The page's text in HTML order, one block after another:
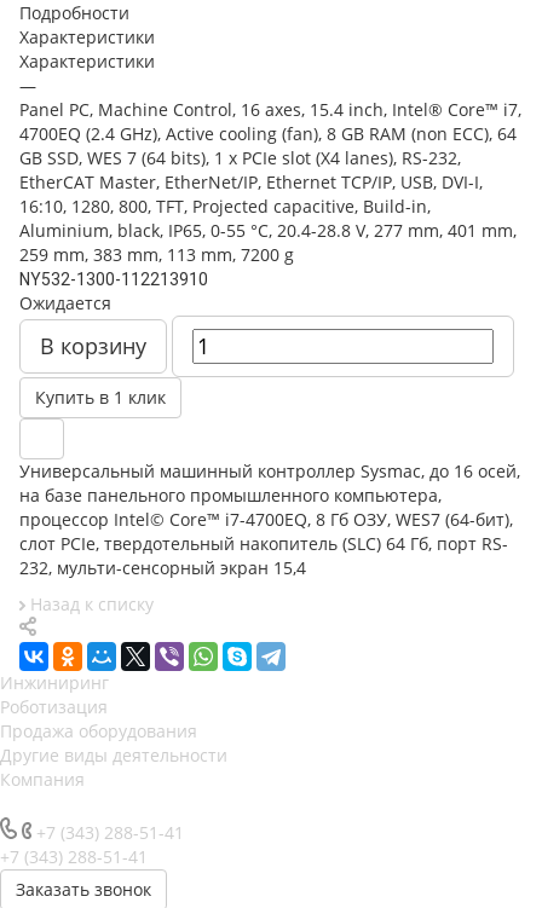
Подробности
Характеристики
Характеристики
—
Panel PC, Machine Control, 16 axes, 15.4 inch, Intel® Core™ i7,
4700EQ (2.4 GHz), Active cooling (fan), 8 GB RAM (non ECC), 64
GB SSD, WES 7 (64 bits), 1 x PCIe slot (X4 lanes), RS-232,
EtherCAT Master, EtherNet/IP, Ethernet TCP/IP, USB, DVI-I,
16:10, 1280, 800, TFT, Projected capacitive, Build-in,
Aluminium, black, IP65, 0-55 °C, 20.4-28.8 V, 277 mm, 401 mm,
259 mm, 383 mm, 113 mm, 7200 g
NY532-1300-112213910
Ожидается
В корзину
Купить в 1 клик
Универсальный машинный контроллер Sysmac, до 16 осей,
на базе панельного промышленного компьютера,
процессор Intel© Core™ i7-4700EQ, 8 Гб ОЗУ, WES7 (64-бит),
слот PCIe, твердотельный накопитель (SLC) 64 Гб, порт RS-
232, мульти-сенсорный экран 15,4
Назад к списку
Инжиниринг
Роботизация
Продажа оборудования
Другие виды деятельности
Компания
+7 (343) 288-51-41
+7 (343) 288-51-41
Заказать звонок